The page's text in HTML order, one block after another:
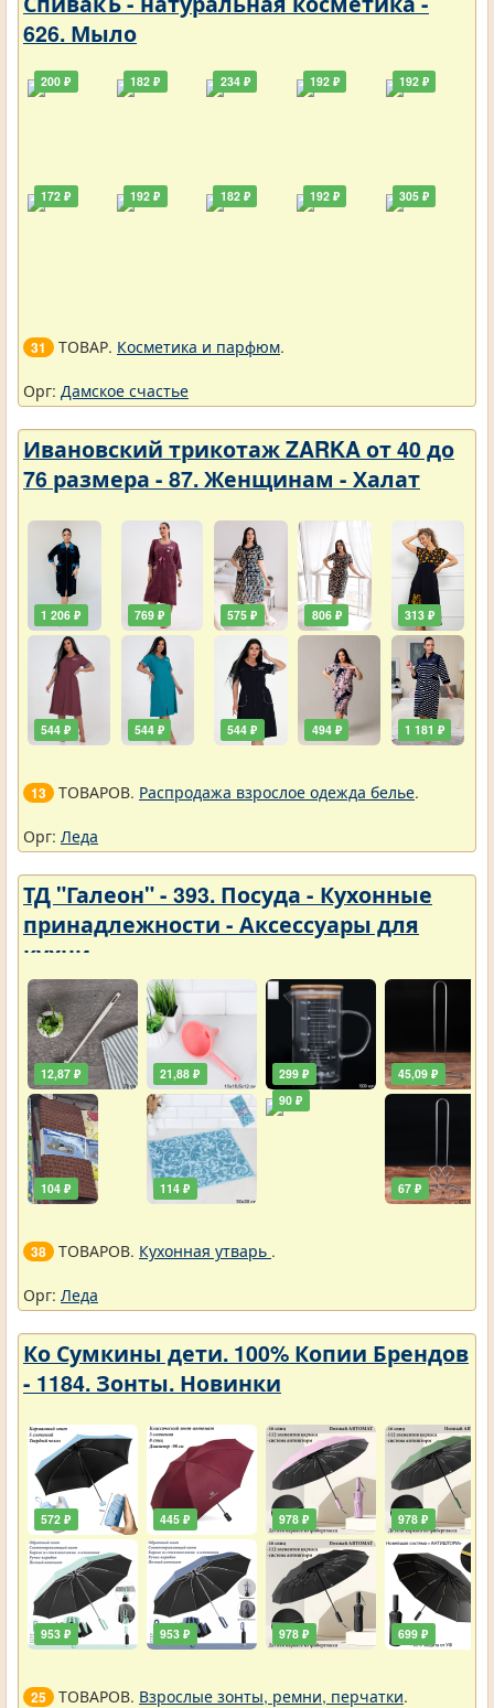
626. Мыло
200 ₽
172 ₽
182 ₽
192 ₽
234 ₽
182 ₽
192 ₽
192 ₽
192 ₽
305 ₽
31 ТОВАР. Косметика и парфюм.
Орг: Дамское счастье
Ивановский трикотаж ZARKA от 40 до
76 размера - 87. Женщинам - Халат
1 206 ₽
544 ₽
769 ₽
544 ₽
575 ₽
544 ₽
806 ₽
494 ₽
313 ₽
1 181 ₽
13 ТОВАРОВ. Распродажа взрослое одежда белье.
Орг: Леда
ТД "Галеон" - 393. Посуда - Кухонные
принадлежности - Аксессуары для
кухни
12,87 ₽
104 ₽
21,88 ₽
114 ₽
299 ₽
90 ₽
45,09 ₽
67 ₽
38 ТОВАРОВ. Кухонная утварь .
Орг: Леда
Ко Сумкины дети. 100% Копии Брендов
- 1184. Зонты. Новинки
572 ₽
953 ₽
445 ₽
953 ₽
978 ₽
978 ₽
978 ₽
699 ₽
25 ТОВАРОВ. Взрослые зонты, ремни, перчатки.